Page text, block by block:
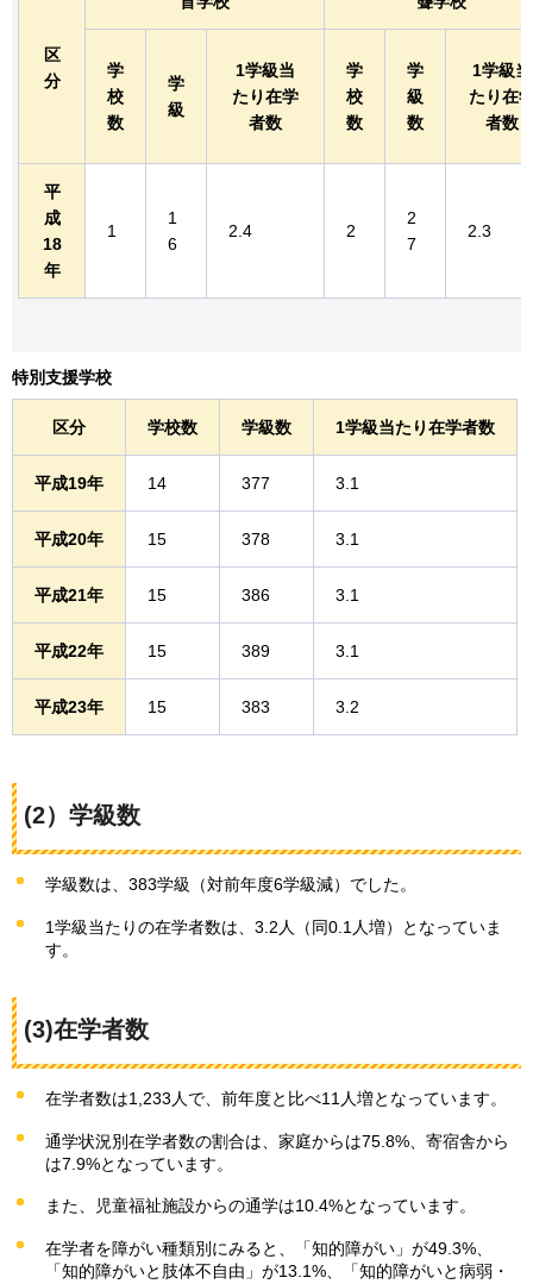
区
分
学
校
数
学
級
1学級当
たり在学
者数
学
校
数
学
級
数
1学級当
たり在
者数
平
成
18
年
1
1
6
2.4 2
2
7
2.3
特別支援学校
区分 学校数 学級数 1学級当たり在学者数
平成19年 14 377 3.1
平成20年 15 378 3.1
平成21年 15 386 3.1
平成22年 15 389 3.1
平成23年 15 383 3.2
(2）学級数
学級数は、383学級（対前年度6学級減）でした。
1学級当たりの在学者数は、3.2人（同0.1人増）となっていま
す。
(3)在学者数
在学者数は1,233人で、前年度と比べ11人増となっています。
通学状況別在学者数の割合は、家庭からは75.8%、寄宿舎から
は7.9%となっています。
また、児童福祉施設からの通学は10.4%となっています。
在学者を障がい種類別にみると、「知的障がい」が49.3%、
「知的障がいと肢体不自由」が13.1%、「知的障がいと病弱・